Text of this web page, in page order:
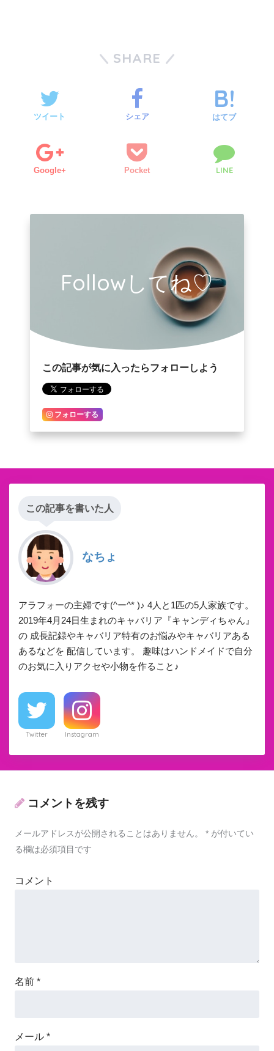
SHARE
ツイート シェア はてブ
Google+ Pocket LINE
Followしてね♡
この記事が気に入ったらフォローしよう
フォローする
この記事を書いた人
なちょ
アラフォーの主婦です(^ー^* )♪ 4人と1匹の5人家族です。
2019年4月24日生まれのキャバリア『キャンディちゃん』
の 成長記録やキャバリア特有のお悩みやキャバリアある
あるなどを 配信しています。 趣味はハンドメイドで自分
のお気に入りアクセや小物を作ること♪
Twitter Instagram
コメントを残す
メールアドレスが公開されることはありません。 * が付いてい
る欄は必須項目です
コメント
名前 *
メール *